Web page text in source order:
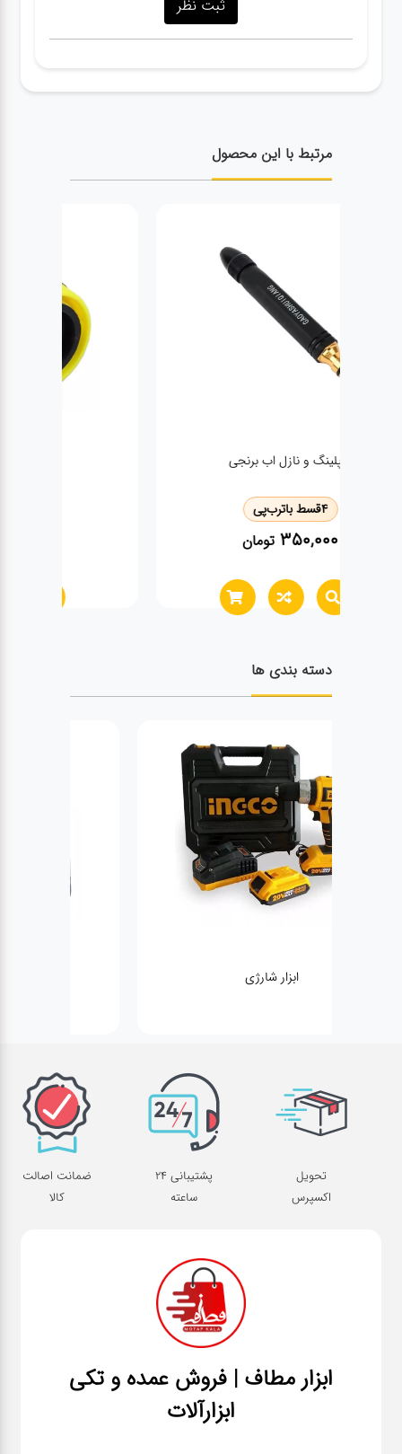
مرتبط با این محصول
200,000
دسته بندی ها
تحویل
اکسپرس
پشتیبانی 24
ساعته
ضمانت اصالت
کالا
ابزار مطاف | فروش عمده و تکی
ابزارآلات